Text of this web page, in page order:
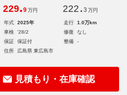
229.9 万円 222. 3 万円
年式 2025年 走行
1.0万km
車検
'28/2 修復
なし
保証
保証付 整備
-
住所
広島県 東広島市
見積もり・在庫確認